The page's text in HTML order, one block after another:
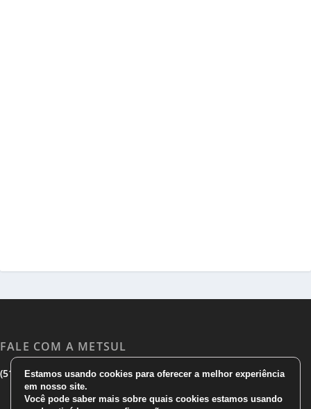
FALE COM A METSUL
(51) 3533 1983|(51)3785 7752|comercial@metsul.com
Estamos usando cookies para oferecer a melhor experiência
em nosso site.
Você pode saber mais sobre quais cookies estamos usando